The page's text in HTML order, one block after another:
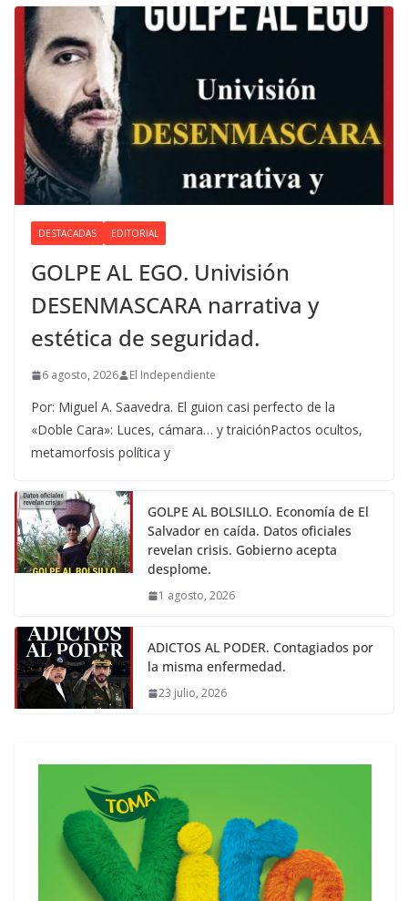
DESTACADAS EDITORIAL
GOLPE AL EGO. Univisión
DESENMASCARA narrativa y
estética de seguridad.
6 agosto, 2026 El Independiente
Por: Miguel A. Saavedra. El guion casi perfecto de la
«Doble Cara»: Luces, cámara… y traiciónPactos ocultos,
metamorfosis política y
GOLPE AL BOLSILLO. Economía de El
Salvador en caída. Datos oficiales
revelan crisis. Gobierno acepta
desplome.
1 agosto, 2026
ADICTOS AL PODER. Contagiados por
la misma enfermedad.
23 julio, 2026